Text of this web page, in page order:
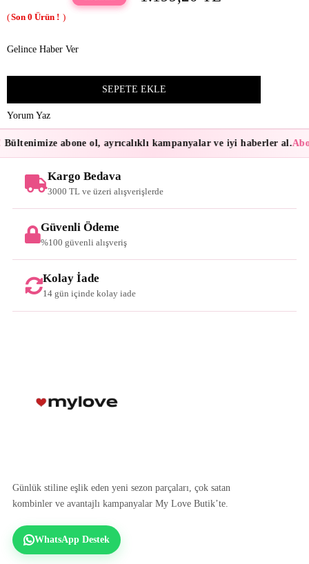
0
Gelince Haber Ver
Yorum Yaz
abone ol, ayrıcalıklı kampanyalar ve iyi haberler al.
Kargo Bedava
3000 TL ve üzeri alışverişlerde
Güvenli Ödeme
%100 güvenli alışveriş
Kolay İade
14 gün içinde kolay iade
Günlük stiline eşlik eden yeni sezon parçaları, çok satan
kombinler ve avantajlı kampanyalar My Love Butik’te.
WhatsApp Destek